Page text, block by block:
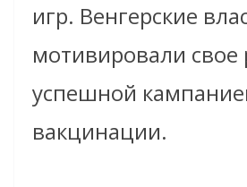
игр. Венгерские
мотивировали
успешной
вакцинации.